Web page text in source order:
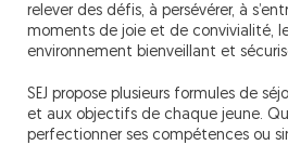
relever des défis, à persévérer, à
moments de joie et de convivialité,
environnement bienveillant et
SEJ propose plusieurs formules de
et aux objectifs de chaque jeune.
perfectionner ses compétences ou